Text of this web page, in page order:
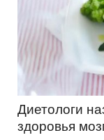
Диетологи
здоровья